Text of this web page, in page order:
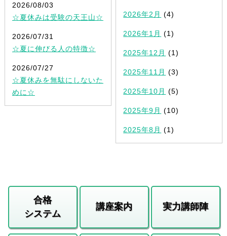
2026/08/03
☆夏休みは受験の天王山☆
2026/07/31
☆夏に伸びる人の特徴☆
2026/07/27
☆夏休みを無駄にしないた
めに☆
2026年2月 (4)
2026年1月 (1)
2025年12月 (1)
2025年11月 (3)
2025年10月 (5)
2025年9月 (10)
2025年8月 (1)
合格
システム
講座案内 実力講師陣